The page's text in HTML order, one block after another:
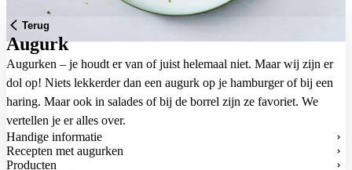
Terug
Augurk
Augurken – je houdt er van of juist helemaal niet. Maar wij zijn er
dol op! Niets lekkerder dan een augurk op je hamburger of bij een
haring. Maar ook in salades of bij de borrel zijn ze favoriet. We
vertellen je er alles over.
Handige informatie
Recepten met augurken
Producten